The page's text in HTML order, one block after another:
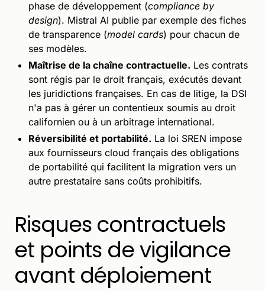
phase de développement (compliance by
design). Mistral AI publie par exemple des fiches
de transparence (model cards) pour chacun de
ses modèles.
Maîtrise de la chaîne contractuelle. Les contrats
sont régis par le droit français, exécutés devant
les juridictions françaises. En cas de litige, la DSI
n'a pas à gérer un contentieux soumis au droit
californien ou à un arbitrage international.
Réversibilité et portabilité. La loi SREN impose
aux fournisseurs cloud français des obligations
de portabilité qui facilitent la migration vers un
autre prestataire sans coûts prohibitifs.
Risques contractuels
et points de vigilance
avant déploiement